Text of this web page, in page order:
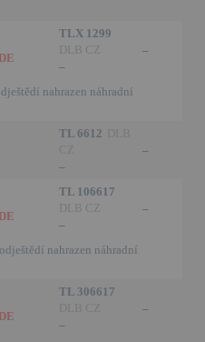
TLX 1299
DLB CZ
–
–
nahrazen náhradní
TL 6612
–
–
TL 106617
DLB CZ
–
–
nahrazen náhradní
TL 306617
–
–